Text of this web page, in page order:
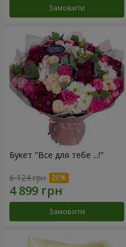
Замовити
Букет "Все для тебе ...!"
6 124 грн
Замовити